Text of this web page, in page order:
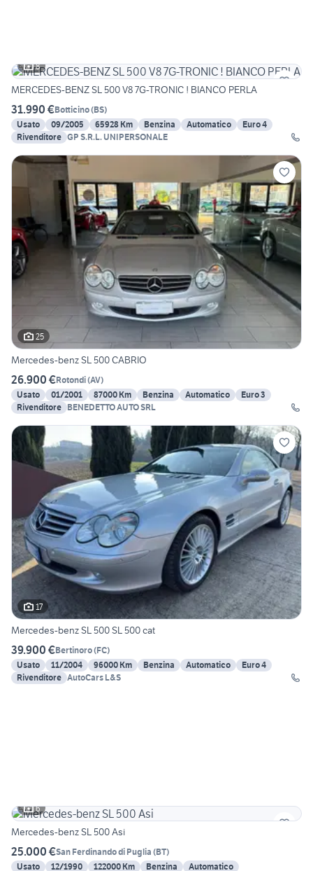
8
MERCEDES-BENZ SL 500 V8 7G-TRONIC ! BIANCO PERLA
31.990 €Botticino(BS)
Usato
09/2005 65928 Km Benzina Automatico
Euro 4
Rivenditore GP S.R.L. UNIPERSONALE
25
Mercedes-benz SL 500 CABRIO
26.900 €Rotondi(AV)
Usato
01/2001 87000 Km Benzina Automatico
Euro 3
Rivenditore BENEDETTO AUTO SRL
17
Mercedes-benz SL 500 SL 500 cat
39.900 €Bertinoro(FC)
Usato
11/2004 96000 Km Benzina Automatico
Euro 4
Rivenditore AutoCars L&S
6
Mercedes-benz SL 500 Asi
25.000 €San Ferdinando di Puglia (BT)
Usato
12/1990 122000 Km Benzina Automatico